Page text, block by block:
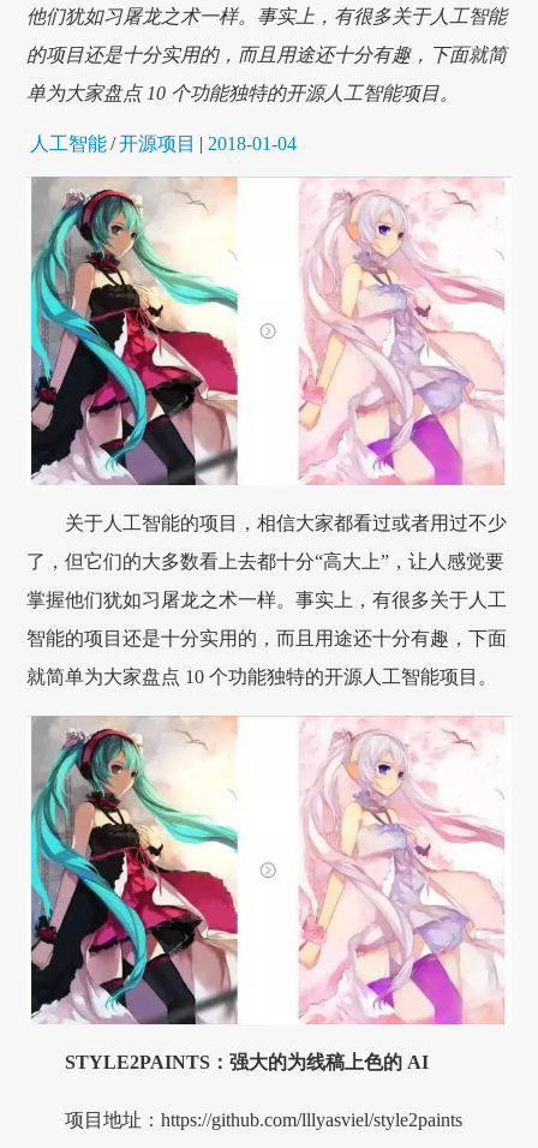
他们犹如习屠龙之术一样。事实上，有很多关于人工智能
的项目还是十分实用的，而且用途还十分有趣，下面就简
单为大家盘点 10 个功能独特的开源人工智能项目。
人工智能/开源项目 | 2018-01-04
关于人工智能的项目，相信大家都看过或者用过不少
了，但它们的大多数看上去都十分“高大上”，让人感觉要
掌握他们犹如习屠龙之术一样。事实上，有很多关于人工
智能的项目还是十分实用的，而且用途还十分有趣，下面
就简单为大家盘点 10 个功能独特的开源人工智能项目。
STYLE2PAINTS：强大的为线稿上色的 AI
项目地址：https://github.com/lllyasviel/style2paints